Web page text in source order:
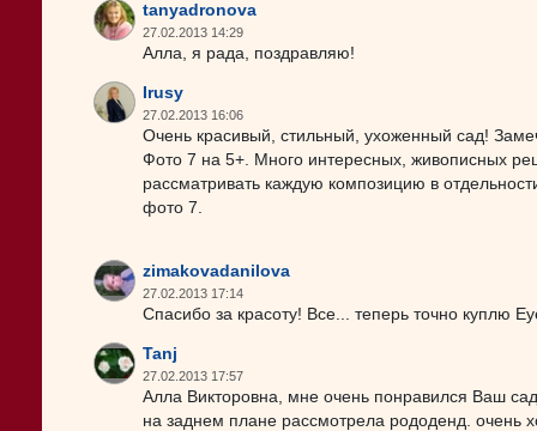
tanyadronova
27.02.2013 14:29
Алла, я рада, поздравляю!
Irusy
27.02.2013 16:06
Очень красивый, стильный, ухоженный сад!
Фото 7 на 5+. Много интересных, живописных
рассматривать каждую композицию в
фото 7.
zimakovadanilova
27.02.2013 17:14
Спасибо за красоту! Все... теперь точно куплю
Tanj
27.02.2013 17:57
Алла Викторовна, мне очень понравился Ваш
на заднем плане рассмотрела рододенд. очень